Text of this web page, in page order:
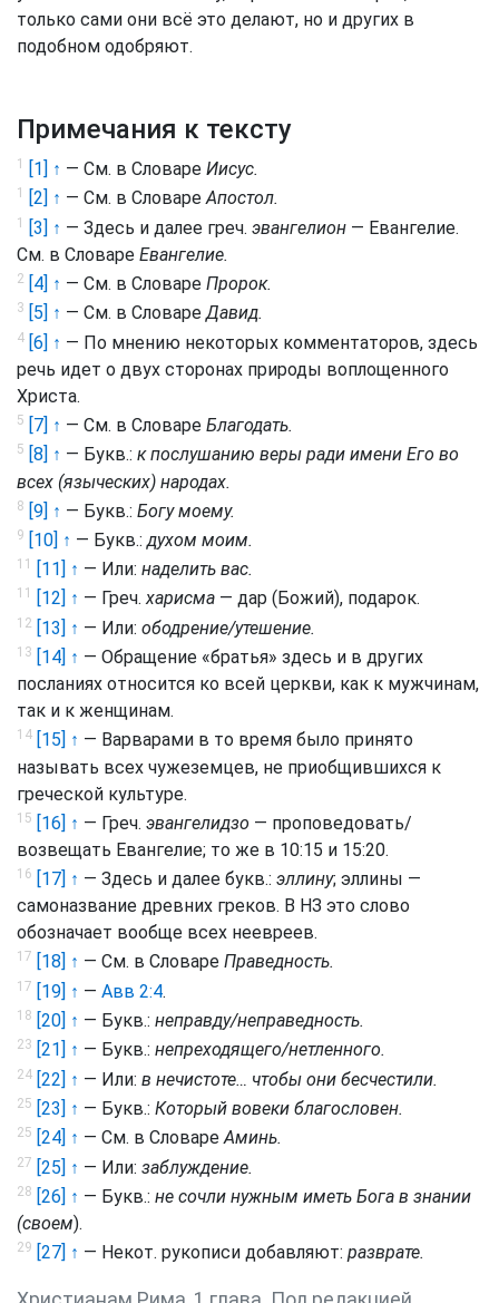
только сами они всё это делают, но и других в
подобном одобряют.
Примечания к тексту
1 [1] ↑ — См. в Словаре Иисус.
1 [2] ↑ — См. в СловареАпостол.
1 [3] ↑ — Здесь и далее греч. эвангелион — Евангелие.
См. в Словаре Евангелие.
2 [4] ↑ — См. в Словаре Пророк.
3 [5] ↑ — См. в СловареДавид.
4 [6] ↑ — По мнению некоторых комментаторов, здесь
речь идет о двух сторонах природы воплощенного
Христа.
5 [7] ↑ — См. в Словаре Благодать.
5 [8] ↑ — Букв.: к послушанию веры ради имени Его во
всех (языческих) народах.
8 [9] ↑ — Букв.: Богу моему.
9 [10] ↑ — Букв.:духом моим.
11 [11] ↑ — Или: наделить вас.
11 [12] ↑ — Греч.харисма — дар (Божий), подарок.
12 [13] ↑ — Или: ободрение/утешение.
13 [14] ↑ — Обращение «братья» здесь и в других
посланиях относится ко всей церкви, как к мужчинам,
так и к женщинам.
14 [15] ↑ — Варварами в то время было принято
называть всех чужеземцев, не приобщившихся к
греческой культуре.
15 [16] ↑ — Греч. эвангелидзо — проповедовать/
возвещать Евангелие; то же в 10:15 и 15:20.
16 [17] ↑ — Здесь и далее букв.: эллину; эллины —
самоназвание древних греков. В НЗ это слово
обозначает вообще всех неевреев.
17 [18] ↑ — См. в Словаре Праведность.
17 [19] ↑ — Авв 2:4.
18 [20] ↑ — Букв.: неправду/неправедность.
23 [21] ↑ — Букв.: непреходящего/нетленного.
24 [22] ↑ — Или: в нечистоте… чтобы они бесчестили.
25 [23] ↑ — Букв.: Который вовеки благословен.
25 [24] ↑ — См. в СловареАминь.
27 [25] ↑ — Или: заблуждение.
28 [26] ↑ — Букв.: не сочли нужным иметь Бога в знании
(своем).
29 [27] ↑ — Некот. рукописи добавляют: разврате.